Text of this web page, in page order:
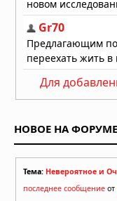
Для
НОВОЕ НА ФОРУМЕ
Тема: Невероятное и
последнее сообщение от